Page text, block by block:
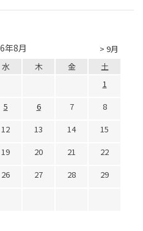
> 9月
年8月
水 木 金
土
1
5 6 7
8
12 13 14
15
19 20 21
22
26 27 28
29